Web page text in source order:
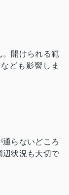
。開けられる範
ども影響しま
らないどころ
辺状況も大切で